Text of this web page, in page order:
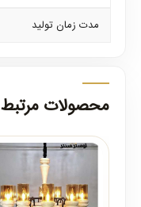
مدت زمان تولید
محصولات مرتبط